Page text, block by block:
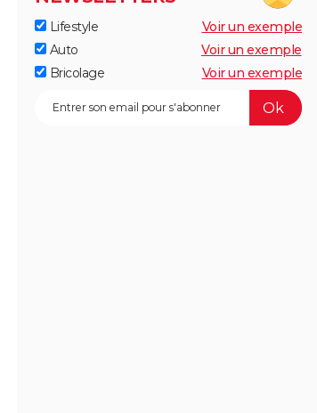
Lifestyle
Voir un exemple
Auto
Voir un exemple
Bricolage
Voir un exemple